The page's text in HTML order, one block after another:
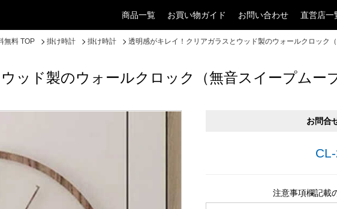
商品一覧 お買い物ガイド お問い合わせ 直営店一
無料 TOP 掛け時計 掛け時計 透明感がキレイ！クリアガラスとウッド製のウォールクロック
ッド製のウォールクロック（無音スイープムー
お問合
注意事項欄記載